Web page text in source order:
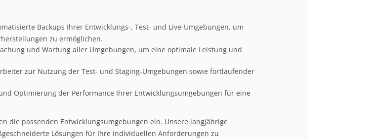
Backups Ihrer Entwicklungs-, Test- und Live-Umgebungen, um
zu ermöglichen.
und Wartung aller Umgebungen, um eine optimale Leistung und
zur Nutzung der Test- und Staging-Umgebungen sowie fortlaufender
Optimierung der Performance Ihrer Entwicklungsumgebungen für eine
die passenden Entwicklungsumgebungen ein. Unsere langjährige
Lösungen für Ihre individuellen Anforderungen zu